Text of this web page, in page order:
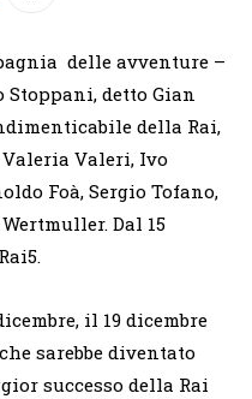
delle avventure –
detto Gian
della Rai,
Valeri, Ivo
Foà, Sergio Tofano,
Dal 15
il 19 dicembre
sarebbe diventato
successo della Rai